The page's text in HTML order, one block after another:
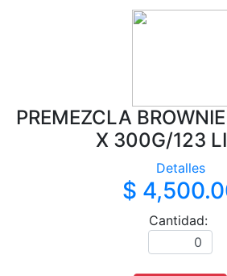
PREMEZCLA
X 300G/123
Detalles
$
Cantidad: